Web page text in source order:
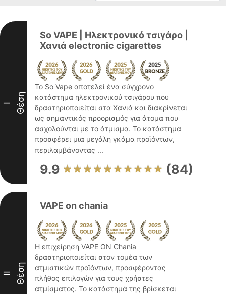
I Θέση
So VAPE | Ηλεκτρονικό τσιγάρο |
Χανιά electronic cigarettes
Το So Vape αποτελεί ένα σύγχρονο
κατάστημα ηλεκτρονικού τσιγάρου που
δραστηριοποιείται στα Χανιά και διακρίνεται
ως σημαντικός προορισμός για άτομα που
ασχολούνται με το άτμισμα. Το κατάστημα
προσφέρει μια μεγάλη γκάμα προϊόντων,
περιλαμβάνοντας ...
9.9 (84)
II Θέση
VAPE on chania
Η επιχείρηση VAPE ON Chania
δραστηριοποιείται στον τομέα των
ατμιστικών προϊόντων, προσφέροντας
πλήθος επιλογών για τους χρήστες
ατμίσματος. Το κατάστημά της βρίσκεται